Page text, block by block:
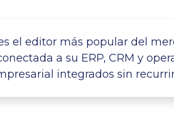
el editor más popular del
a su ERP, CRM y
integrados sin